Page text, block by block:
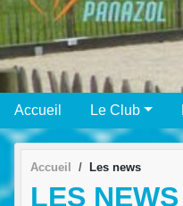
Accueil Le Club
Accueil Les news
LES NEWS